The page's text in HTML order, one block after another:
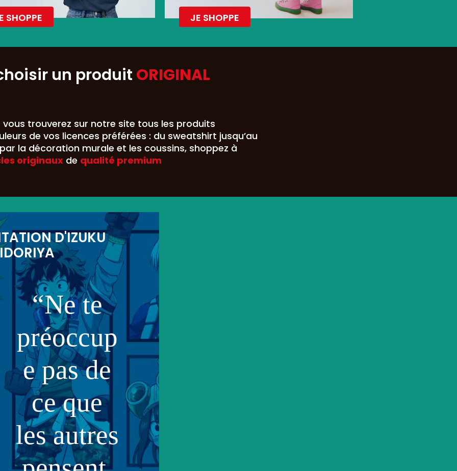
SHOPPE JE SHOPPE
un produit ORIGINAL
vous trouverez sur notre site tous les produits
de vos licences préférées : du sweatshirt jusqu’au
la décoration murale et les coussins, shoppez à
originaux de qualité premium
D'IZUKU
“Ne te
préoccup
e pas de
ce que
les autres